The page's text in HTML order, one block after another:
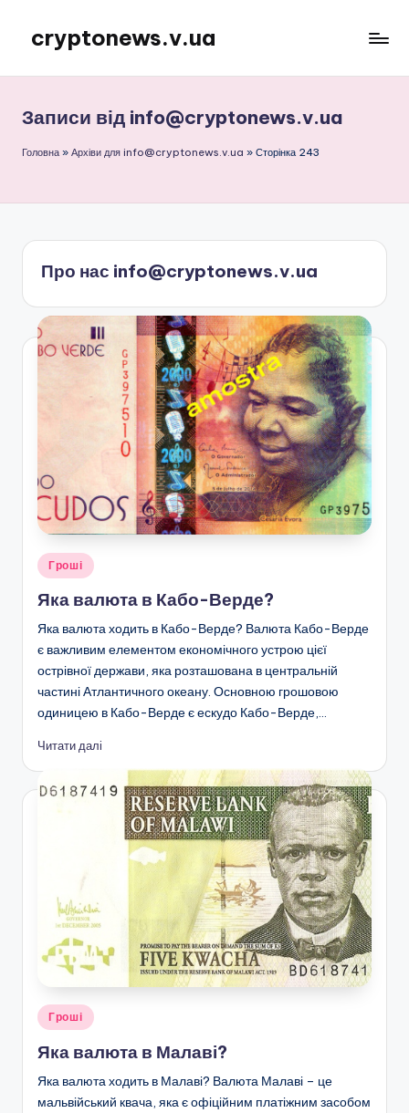
Перейти
вмісту
cryptonews.v.ua
криптовалют,
аналітика,
курси,
Записи від info@cryptonews.v.ua
Головна » Архіви для info@cryptonews.v.ua » Сторінка 243
Про нас info@cryptonews.v.ua
Опубліковано
Гроші
Яка валюта в Кабо-Верде?
Яка валюта ходить в Кабо-Верде? Валюта Кабо-Верде
є важливим елементом економічного устрою цієї
острівної держави, яка розташована в центральній
частині Атлантичного океану. Основною грошовою
одиницею в Кабо-Верде є ескудо Кабо-Верде,…
Читати далі
Опубліковано
Гроші
Яка валюта в Малаві?
Яка валюта ходить в Малаві? Валюта Малаві – це
мальвійський квача, яка є офіційним платіжним засобом